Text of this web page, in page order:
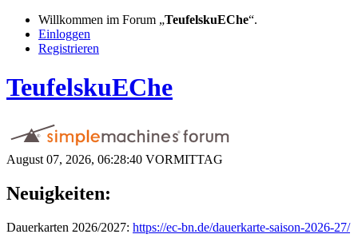
Willkommen im Forum „TeufelskuEChe“.
Einloggen
Registrieren
TeufelskuEChe
August 07, 2026, 06:28:40 VORMITTAG
Neuigkeiten:
Dauerkarten 2026/2027: https://ec-bn.de/dauerkarte-saison-2026-27/